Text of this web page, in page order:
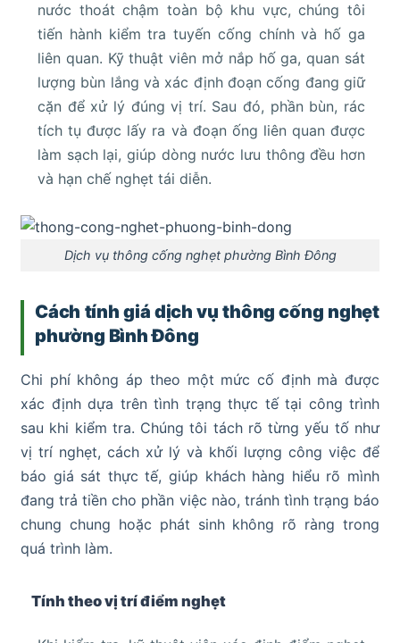
nước thoát chậm toàn bộ khu vực, chúng tôi
tiến hành kiểm tra tuyến cống chính và hố ga
liên quan. Kỹ thuật viên mở nắp hố ga, quan sát
lượng bùn lắng và xác định đoạn cống đang giữ
cặn để xử lý đúng vị trí. Sau đó, phần bùn, rác
tích tụ được lấy ra và đoạn ống liên quan được
làm sạch lại, giúp dòng nước lưu thông đều hơn
và hạn chế nghẹt tái diễn.
Dịch vụ thông cống nghẹt phường Bình Đông
Cách tính giá dịch vụ thông cống nghẹt
phường Bình Đông
Chi phí không áp theo một mức cố định mà được
xác định dựa trên tình trạng thực tế tại công trình
sau khi kiểm tra. Chúng tôi tách rõ từng yếu tố như
vị trí nghẹt, cách xử lý và khối lượng công việc để
báo giá sát thực tế, giúp khách hàng hiểu rõ mình
đang trả tiền cho phần việc nào, tránh tình trạng báo
chung chung hoặc phát sinh không rõ ràng trong
quá trình làm.
Tính theo vị trí điểm nghẹt